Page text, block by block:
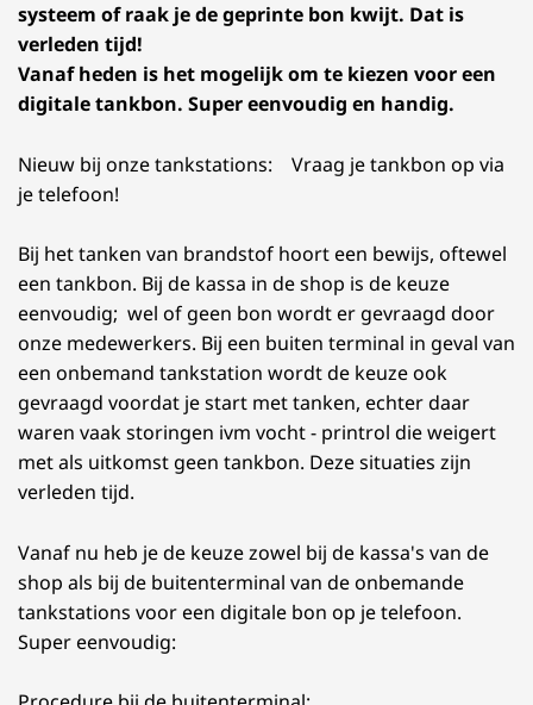
systeem of raak je de geprinte bon kwijt. Dat is
verleden tijd!
Vanaf heden is het mogelijk om te kiezen voor een
digitale tankbon. Super eenvoudig en handig.
Nieuw bij onze tankstations: Vraag je tankbon op via
je telefoon!
Bij het tanken van brandstof hoort een bewijs, oftewel
een tankbon. Bij de kassa in de shop is de keuze
eenvoudig; wel of geen bon wordt er gevraagd door
onze medewerkers. Bij een buiten terminal in geval van
een onbemand tankstation wordt de keuze ook
gevraagd voordat je start met tanken, echter daar
waren vaak storingen ivm vocht - printrol die weigert
met als uitkomst geen tankbon. Deze situaties zijn
verleden tijd.
Vanaf nu heb je de keuze zowel bij de kassa's van de
shop als bij de buitenterminal van de onbemande
tankstations voor een digitale bon op je telefoon.
Super eenvoudig: